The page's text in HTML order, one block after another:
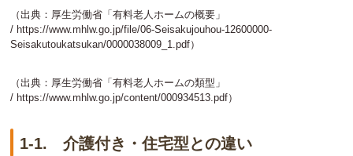
（出典：厚生労働省「有料老人ホームの概要」
/ https://www.mhlw.go.jp/file/06-Seisakujouhou-12600000-
Seisakutoukatsukan/0000038009_1.pdf）
（出典：厚生労働省「有料老人ホームの類型」
/ https://www.mhlw.go.jp/content/000934513.pdf）
1-1. 介護付き・住宅型との違い